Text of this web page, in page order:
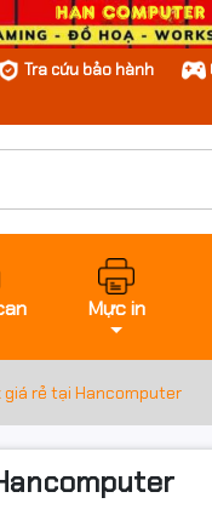
Tra cứu bảo hành
Mực in
giá rẻ tại Hancomputer